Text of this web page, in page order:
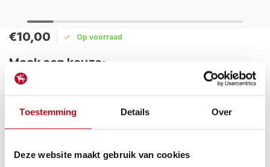
Toestemming Details Over
Deze website maakt gebruik van cookies
€10,00 Op voorraad
Maak een keuze:
Levertijd: 1 - 2 werkdagen
Niets is zo persoonlijk als de keuze van materiaal en
gereedschap. Laat daarom de ontvanger van je cadeau zelf
Lees meer